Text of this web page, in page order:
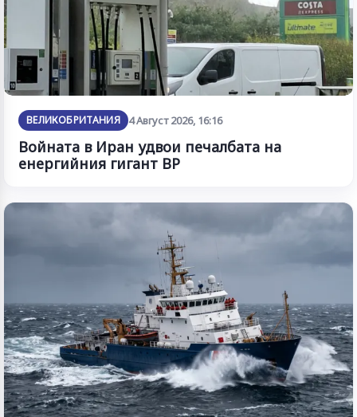
ВЕЛИКОБРИТАНИЯ 4 Август 2026, 16:16
Войната в Иран удвои печалбата на
енергийния гигант BP